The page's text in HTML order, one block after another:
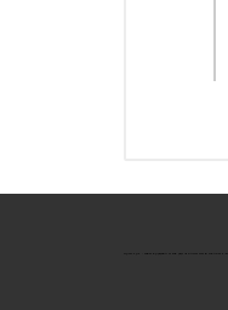
КУШТУТ - ОБОРУДОВАНИЕ ДЛЯ САЛОНОВ КРАСОТЫ